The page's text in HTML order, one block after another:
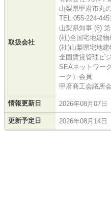
取扱会社
山梨県甲府市丸
TEL:055-224-
山梨県知事 (6)
(社)全国宅地建
(社)山梨県宅地
全国賃貸管理ビ
SEAネットワー
ーク）会員
甲府商工会議所
情報更新日 2026年08月07日
更新予定日 2026年08月14日